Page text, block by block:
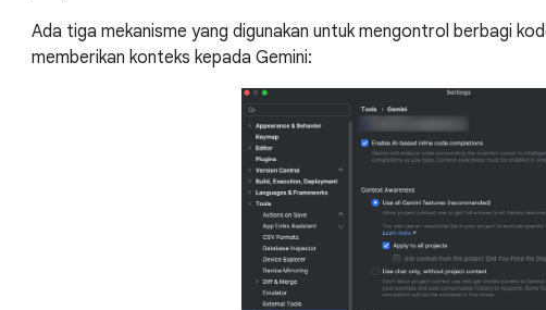
Ada tiga mekanisme yang digunakan untuk mengontrol berbagi
memberikan konteks kepada Gemini: